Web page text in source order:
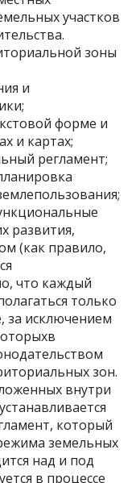
участков
зоны
и
форме и
и картах;
регламент;
развития,
(как правило,
что каждый
только
за исключением
зон.
внутри
который
земельных
над и под
в процессе